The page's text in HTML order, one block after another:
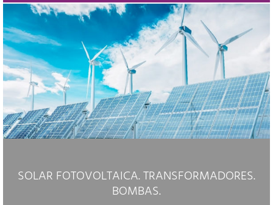
SOLAR FOTOVOLTAICA. TRANSFORMADORES.
BOMBAS.